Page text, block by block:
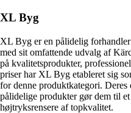
XL Byg
XL Byg er en pålidelig
med sit omfattende udvalg af
på kvalitetsprodukter,
priser har XL Byg etableret sig
for denne produktkategori.
pålidelige produkter gør dem til
højtryksrensere af topkvalitet.